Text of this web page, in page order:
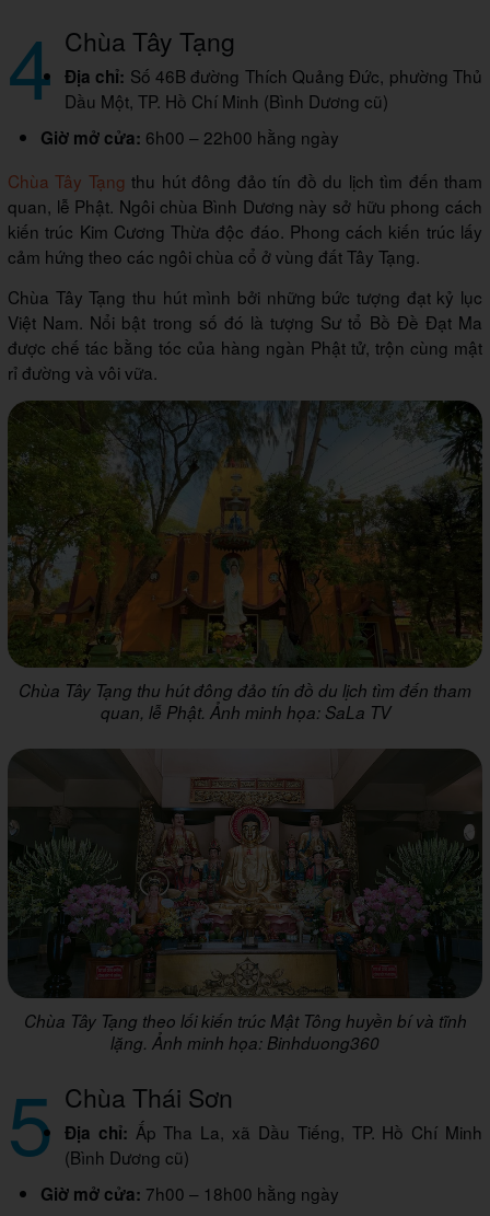
4 Chùa Tây Tạng
Địa chỉ: Số 46B đường Thích Quảng Đức, phường Thủ
Dầu Một, TP. Hồ Chí Minh (Bình Dương cũ)
Giờ mở cửa: 6h00 – 22h00 hằng ngày
Chùa Tây Tạng thu hút đông đảo tín đồ du lịch tìm đến tham
quan, lễ Phật. Ngôi chùa Bình Dương này sở hữu phong cách
kiến trúc Kim Cương Thừa độc đáo. Phong cách kiến trúc lấy
cảm hứng theo các ngôi chùa cổ ở vùng đất Tây Tạng.
Chùa Tây Tạng thu hút mình bởi những bức tượng đạt kỷ lục
Việt Nam. Nổi bật trong số đó là tượng Sư tổ Bồ Đề Đạt Ma
được chế tác bằng tóc của hàng ngàn Phật tử, trộn cùng mật
rỉ đường và vôi vữa.
Chùa Tây Tạng thu hút đông đảo tín đồ du lịch tìm đến tham
quan, lễ Phật. Ảnh minh họa: SaLa TV
Chùa Tây Tạng theo lối kiến trúc Mật Tông huyền bí và tĩnh
lặng. Ảnh minh họa: Binhduong360
5 Chùa Thái Sơn
Địa chỉ: Ấp Tha La, xã Dầu Tiếng, TP. Hồ Chí Minh
(Bình Dương cũ)
Giờ mở cửa: 7h00 – 18h00 hằng ngày